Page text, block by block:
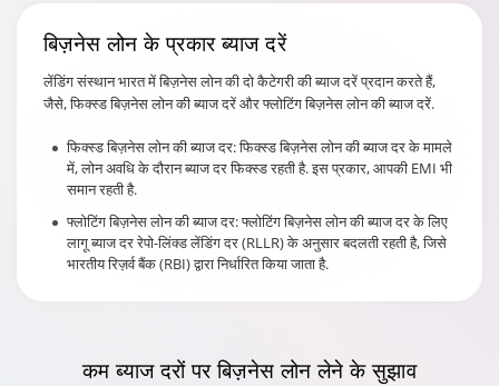
बिज़नेस लोन के प्रकारब्याज दरें
लेंडिंग संस्थान भारत में बिज़नेस लोन की दो कैटेगरी की ब्याज दरें प्रदान करते हैं,
जैसे, फिक्स्ड बिज़नेस लोन की ब्याज दरें और फ्लोटिंग बिज़नेस लोन की ब्याज दरें.
फिक्स्ड बिज़नेस लोन की ब्याज दर: फिक्स्ड बिज़नेस लोन की ब्याज दर के मामले
में, लोन अवधि के दौरान ब्याज दर फिक्स्ड रहती है. इस प्रकार, आपकी EMI भी
समान रहती है.
फ्लोटिंग बिज़नेस लोन की ब्याज दर: फ्लोटिंग बिज़नेस लोन की ब्याज दर के लिए
लागू ब्याज दर रेपो-लिंक्ड लेंडिंग दर (RLLR) के अनुसार बदलती रहती है, जिसे
भारतीय रिज़र्व बैंक (RBI) द्वारा निर्धारित किया जाता है.
कम ब्याज दरोंपर बिज़नेस लोन लेने के सुझाव